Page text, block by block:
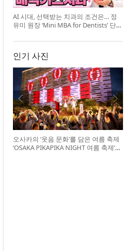
AI 시대, 선택받는 치과의 조건은… 정
유미 원장 ‘Mini MBA for Dentists’ 단독
인기 사진
오사카의 ‘웃음 문화’를 담은 여름 축제
‘OSAKA PIKAPIKA NIGHT 여름 축제’